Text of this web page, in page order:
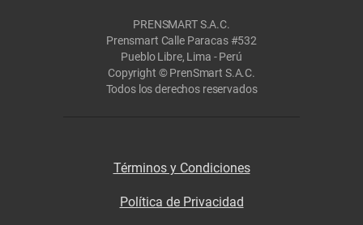
PRENSMART S.A.C.
Prensmart Calle Paracas #532
Pueblo Libre, Lima - Perú
Copyright © PrenSmart S.A.C.
Todos los derechos reservados
Términos y Condiciones
Política de Privacidad